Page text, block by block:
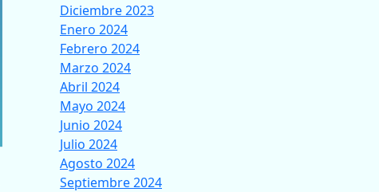
Diciembre 2023
Enero 2024
Febrero 2024
Marzo 2024
Abril 2024
Mayo 2024
Junio 2024
Julio 2024
Agosto 2024
Septiembre 2024